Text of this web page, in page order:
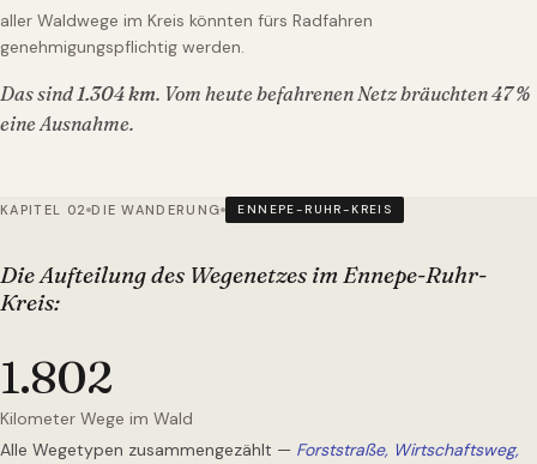
aller Waldwege im Kreis könnten fürs Radfahren
genehmigungspflichtig werden.
Das sind1.304km. Vom heute befahrenen Netz bräuchten47%
eine Ausnahme.
KAPITEL 02 DIE WANDERUNG ENNEPE-RUHR-KREIS
Die Aufteilung des Wegenetzes im Ennepe-Ruhr-
Kreis:
1.802
Kilometer Wege im Wald
Alle Wegetypen zusammengezählt — Forststraße, Wirtschaftsweg,